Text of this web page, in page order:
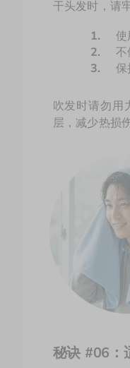
秘诀 #06：
吹发时请勿用
层，减少热损伤
1. 使
2.
3. 保